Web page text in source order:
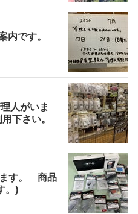
内です。
人がいま
下さい。
ます。 商品
。)